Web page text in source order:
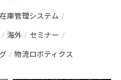
在庫管理システム
海外 セミナー
物流ロボティクス